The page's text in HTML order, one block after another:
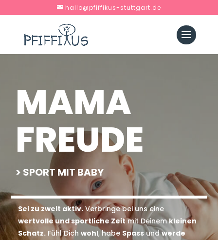
hallo@pfiffikus-stuttgart.de
MAMA
FREUDE
> SPORT MIT BABY
Sei zu zweit aktiv. Verbringe bei uns eine
wertvolle und sportliche Zeitmit Deinemkleinen
Schatz. Fühl Dichwohl, habe Spassundwerde